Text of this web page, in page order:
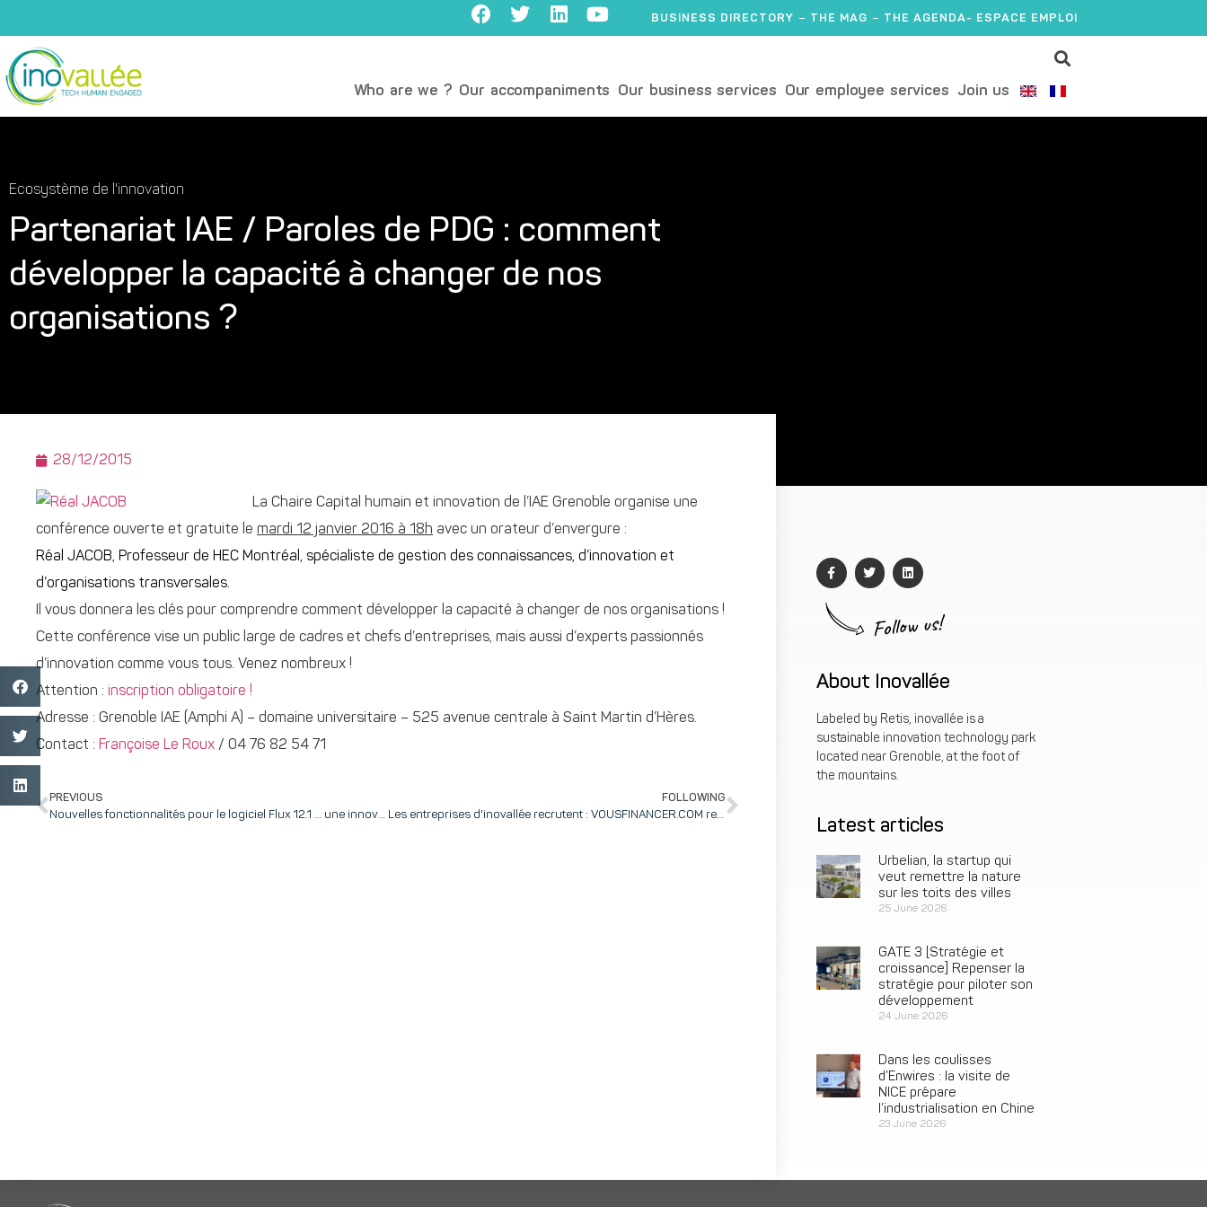
BUSINESS DIRECTORY THE MAG THE AGENDA- ESPACE EMPLOI
Who are we ? Our accompaniments Our business services Our employee services Join us
Ecosystème de l'innovation
Partenariat IAE / Paroles de PDG : comment
développer la capacité à changer de nos
organisations ?
28/12/2015
La Chaire Capital humain et innovation de l’IAE Grenoble organise une
conférence ouverte et gratuite le mardi 12 janvier 2016 à 18h avec un orateur d’envergure :
Réal JACOB, Professeur de HEC Montréal, spécialiste de gestion des connaissances, d’innovation et
d’organisations transversales.
Il vous donnera les clés pour comprendre comment développer la capacité à changer de nos organisations !
Cette conférence vise un public large de cadres et chefs d’entreprises, mais aussi d’experts passionnés
d’innovation comme vous tous. Venez nombreux !
Attention : inscription obligatoire !
Adresse : Grenoble IAE (Amphi A) – domaine universitaire – 525 avenue centrale à Saint Martin d’Hères.
Contact : Françoise Le Roux / 04 76 82 54 71
PREVIOUS
Nouvelles fonctionnalités pour le logiciel Flux 12.1 … une innovation CEDRAT !
FOLLOWING
Les entreprises d'inovallée recrutent : VOUSFINANCER.COM recherche un conseiller en financement immobilier à distance (H/F)
Follow us!
About Inovallée
Labeled by Retis, inovallée is a
sustainable innovation technology park
located near Grenoble, at the foot of
the mountains.
Latest articles
Urbelian, la startup qui
veut remettre la nature
sur les toits des villes
25 June 2026
GATE 3 [Stratégie et
croissance] Repenser la
stratégie pour piloter son
développement
24 June 2026
Dans les coulisses
d’Enwires : la visite de
NICE prépare
l’industrialisation en Chine
23 June 2026